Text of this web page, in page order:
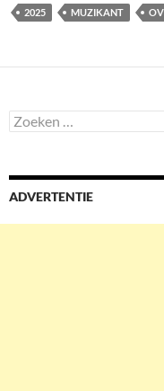
2025 MUZIKANT
Zoeken
naar:
ADVERTENTIE